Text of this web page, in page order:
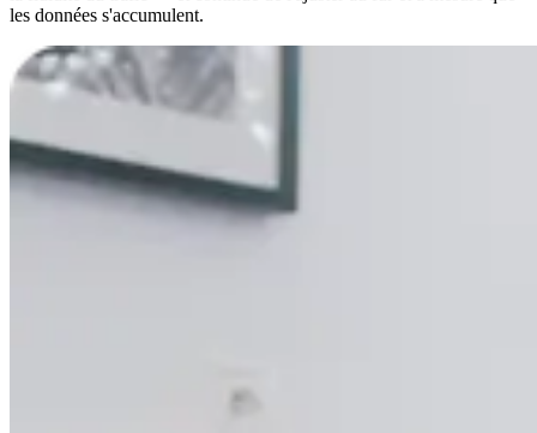
les données s'accumulent.